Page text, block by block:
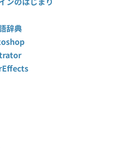
辞典